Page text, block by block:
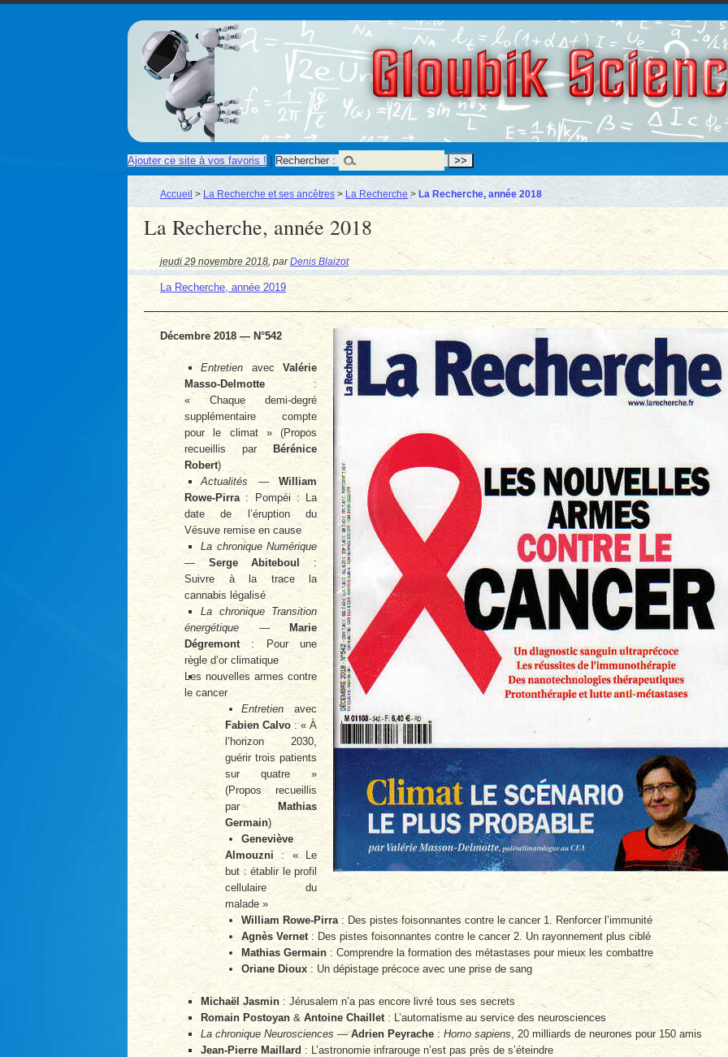
Gloubik
Ajouter ce site à vos favoris ! | Rechercher :
Accueil > La Recherche et ses ancêtres > La Recherche > La Recherche, année 2018
La Recherche, année 2018
jeudi 29 novembre 2018, parDenis Blaizot
La Recherche, année 2019
Décembre 2018 — N°542
Entretienavec Valérie
Masso-Delmotte :
« Chaque demi-degré
supplémentaire compte
pour le climat » (Propos
recueillis par Bérénice
Robert)
Actualités —William
Rowe-Pirra: Pompéi : La
date de l’éruption du
Vésuve remise en cause
La chronique Numérique
— Serge Abiteboul:
Suivre à la trace la
cannabis légalisé
La chronique Transition
énergétique — Marie
Dégremont: Pour une
règle d’or climatique
Les nouvelles armes contre
le cancer
Entretien avec
Fabien Calvo : « À
l’horizon 2030,
guérir trois patients
sur quatre »
(Propos recueillis
par
Mathias
Germain)
Geneviève
Almouzni : « Le
but : établir le profil
cellulaire du
malade »
William Rowe-Pirra: Des pistes foisonnantes contre le cancer 1. Renforcer l’immunité
Agnès Vernet: Des pistes foisonnantes contre le cancer 2. Un rayonnement plus ciblé
Mathias Germain: Comprendre la formation des métastases pour mieux les combattre
Oriane Dioux : Un dépistage précoce avec une prise de sang
Michaël Jasmin : Jérusalem n’a pas encore livré tous ses secrets
Romain Postoyan&Antoine Chaillet: L’automatisme au service des neurosciences
La chronique Neurosciences—Adrien Peyrache:Homo sapiens, 20 milliards de neurones pour 150 amis
Jean-Pierre Maillard : L’astronomie infrarouge n’est pas près de s’éteindre